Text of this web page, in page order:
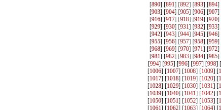
[890] [891] [892] [893] [894]
[903] [904] [905] [906] [907]
[916] [917] [918] [919] [920]
[929] [930] [931] [932] [933]
[942] [943] [944] [945] [946]
[955] [956] [957] [958] [959]
[968] [969] [970] [971] [972]
[981] [982] [983] [984] [985]
[994] [995] [996] [997] [998] [
[1006] [1007] [1008] [1009] [
[1017] [1018] [1019] [1020] [
[1028] [1029] [1030] [1031] [
[1039] [1040] [1041] [1042] [
[1050] [1051] [1052] [1053] [
[1061] [1062] [1063] [1064] [